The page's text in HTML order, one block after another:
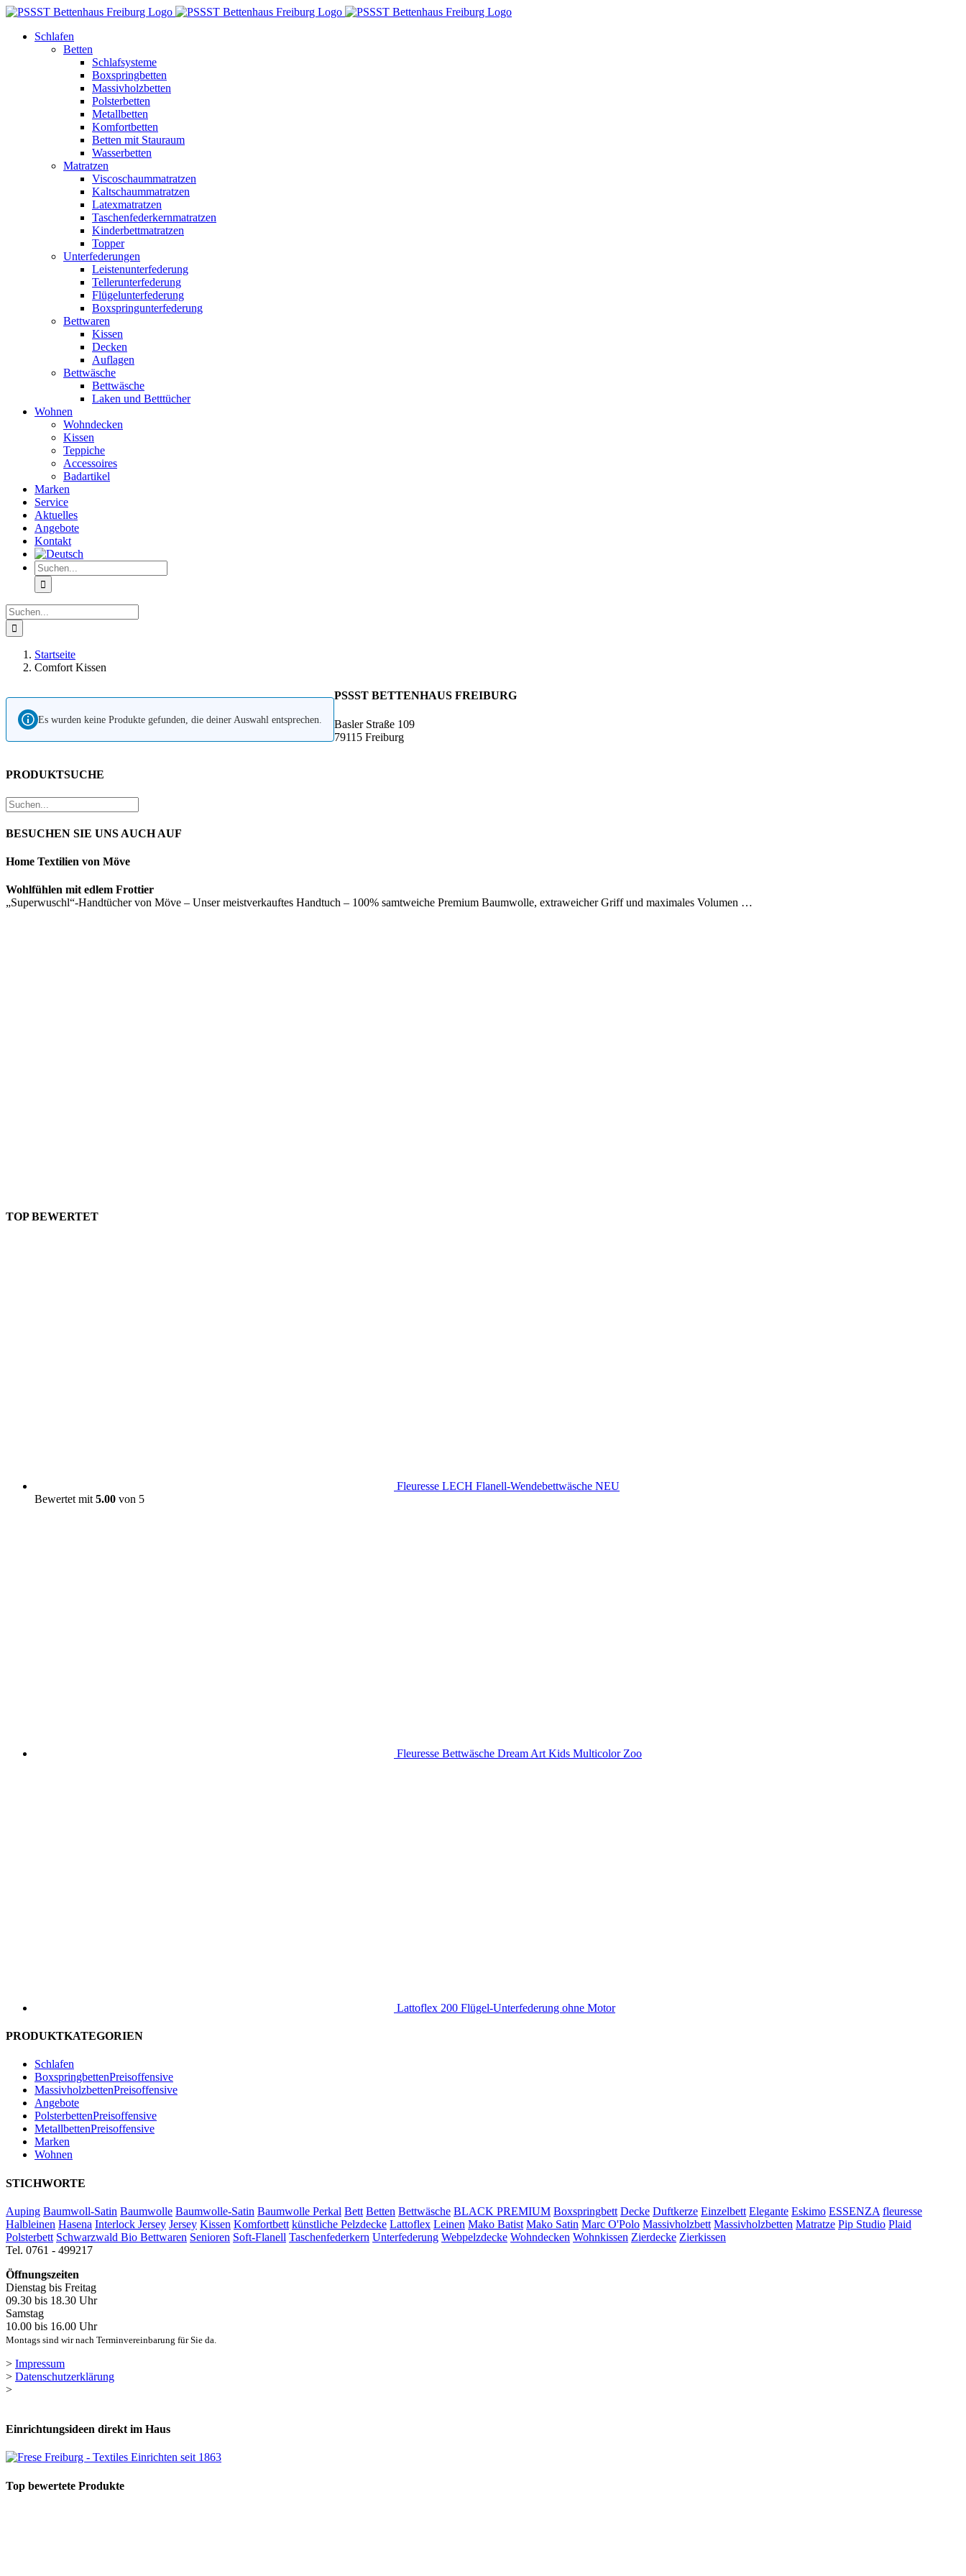
Zum
springenSchlafen
Betten
Schlafsysteme
Boxspringbetten
Massivholzbetten
Polsterbetten
Metallbetten
Komfortbetten
Betten mit Stauraum
Wasserbetten
Matratzen
Viscoschaummatratzen
Kaltschaummatratzen
Latexmatratzen
Taschenfederkernmatratzen
Kinderbettmatratzen
Topper
Unterfederungen
Leistenunterfederung
Tellerunterfederung
Flügelunterfederung
Boxspringunterfederung
Bettwaren
Kissen
Decken
Auflagen
Bettwäsche
Bettwäsche
Laken und Betttücher
Wohnen
Wohndecken
Kissen
Teppiche
Accessoires
Badartikel
Marken
Service
Aktuelles
Angebote
Kontakt
Suche
nach:
Suche
nach:
Startseite
Comfort Kissen
Es wurden keine Produkte gefunden, die deiner Auswahl entsprechen.
PRODUKTSUCHE
BESUCHEN SIE UNS AUCH AUF
Home Textilien von Möve
Wohlfühlen mit edlem Frottier
„Superwuschl“-Handtücher von Möve – Unser meistverkauftes Handtuch – 100% samtweiche Premium Baumwolle, extraweicher Griff und maximales Volumen …
TOP BEWERTET
Fleuresse LECH Flanell-Wendebettwäsche NEU
Bewertet mit 5.00 von 5
Fleuresse Bettwäsche Dream Art Kids Multicolor Zoo
Lattoflex 200 Flügel-Unterfederung ohne Motor
PRODUKTKATEGORIEN
Schlafen
BoxspringbettenPreisoffensive
MassivholzbettenPreisoffensive
Angebote
PolsterbettenPreisoffensive
MetallbettenPreisoffensive
Marken
Wohnen
STICHWORTE
Auping Baumwoll-Satin Baumwolle Baumwolle-Satin Baumwolle Perkal Bett Betten Bettwäsche BLACK PREMIUM Boxspringbett Decke Duftkerze Einzelbett Elegante Eskimo ESSENZA fleuresse
Halbleinen Hasena Interlock Jersey Jersey Kissen Komfortbett künstliche Pelzdecke Lattoflex Leinen Mako Batist Mako Satin Marc O'Polo Massivholzbett Massivholzbetten Matratze Pip Studio Plaid
Polsterbett Schwarzwald Bio Bettwaren Senioren Soft-Flanell Taschenfederkern Unterfederung Webpelzdecke Wohndecken Wohnkissen Zierdecke Zierkissen
PSSST BETTENHAUS FREIBURG
Basler Straße 109
79115 Freiburg
Tel. 0761 - 499217
Öffnungszeiten
Dienstag bis Freitag
09.30 bis 18.30 Uhr
Samstag
10.00 bis 16.00 Uhr
Montags sind wir nach Terminvereinbarung für Sie da.
> Impressum
> Datenschutzerklärung
>
Einrichtungsideen direkt im Haus
Top bewertete Produkte